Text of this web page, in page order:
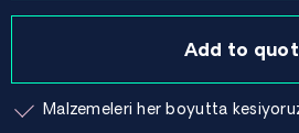
Add to
Malzemeleri her boyutta